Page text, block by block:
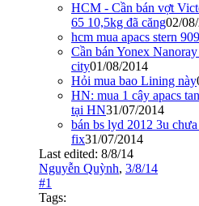
HCM - Cần bán vợt
65 10,5kg đã căng02/
hcm mua apacs stern 909
Cần bán Yonex
city01/08/2014
Hỏi mua bao Lining này
HN: mua 1 cây apacs
tại HN31/07/2014
bán bs lyd 2012 3u
fix31/07/2014
Last edited: 8/8/14
Nguyễn Quỳnh, 3/8/14
#1
Tags: